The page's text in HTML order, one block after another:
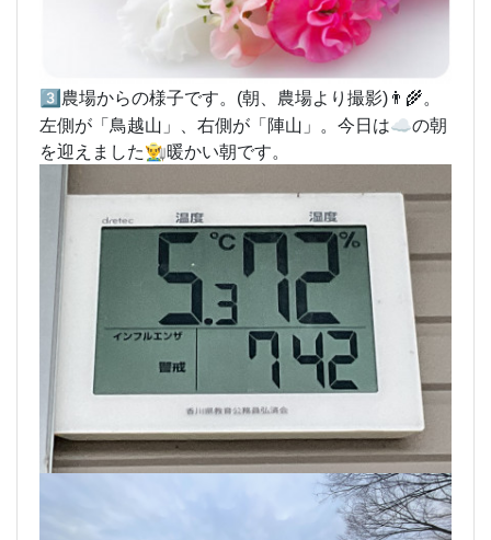
3️⃣農場からの様子です。(朝、農場より撮影)👨‍🌾。
左側が「鳥越山」、右側が「陣山」。今日は☁️の朝
を迎えました👨‍🌾暖かい朝です。